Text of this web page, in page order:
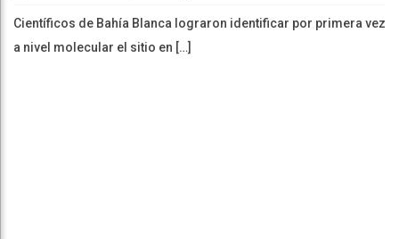
Científicos de Bahía Blanca lograron identificar por primera vez
a nivel molecular el sitio en […]